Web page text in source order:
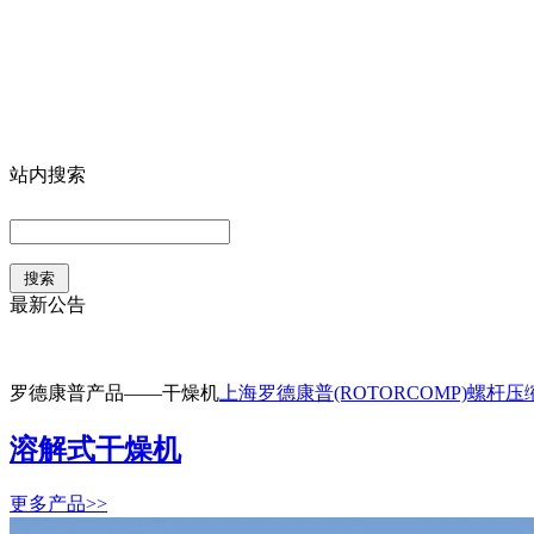
站内搜索
最新公告
罗德康普产品——干燥机上海罗德康普(ROTORCOMP)螺杆压
溶解式干燥机
更多产品>>